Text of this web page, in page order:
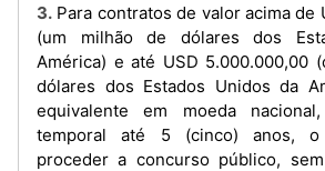
3. Para contratos de valor acima de USD 1.000.000,00
(um milhão de dólares dos
América) e até USD 5.000.000,00
dólares dos Estados Unidos da
equivalente em moeda
temporal até 5 (cinco) anos, o
proceder a concurso público,